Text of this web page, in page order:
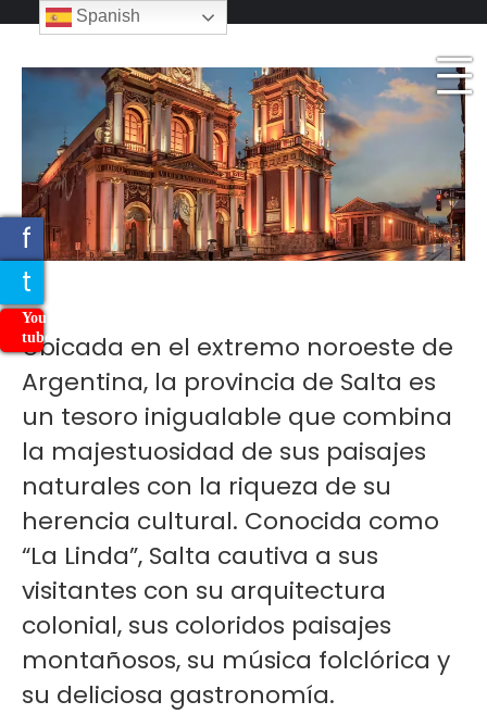
_
_
_
f
t
You
tube
Ubicada en el extremo noroeste de
Argentina, la provincia de Salta es
un tesoro inigualable que combina
la majestuosidad de sus paisajes
naturales con la riqueza de su
herencia cultural. Conocida como
“La Linda”, Salta cautiva a sus
visitantes con su arquitectura
colonial, sus coloridos paisajes
montañosos, su música folclórica y
su deliciosa gastronomía.
Spanish